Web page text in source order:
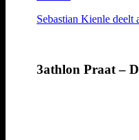
Sebastian Kienle deelt
3athlon Praat –